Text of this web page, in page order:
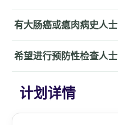
有大肠癌或瘜肉病史人士
希望进行预防性检查人士
计划详情